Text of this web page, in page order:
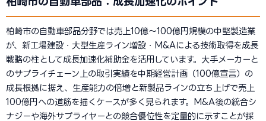
柏崎市の自動車部品分野では売上10億〜100億円規模の中堅製造業
が、新工場建設・大型生産ライン増設・M&Aによる技術取得を成長
戦略の柱として成長加速化補助金を活用しています。大手メーカーと
のサプライチェーン上の取引実績を中期経営計画（100億宣言）の
成長根拠に据え、生産能力の倍増と新製品ラインの立ち上げで売上
100億円への道筋を描くケースが多く見られます。M&A後の統合シ
ナジーや海外サプライヤーとの競合優位性を定量的に示すことが採